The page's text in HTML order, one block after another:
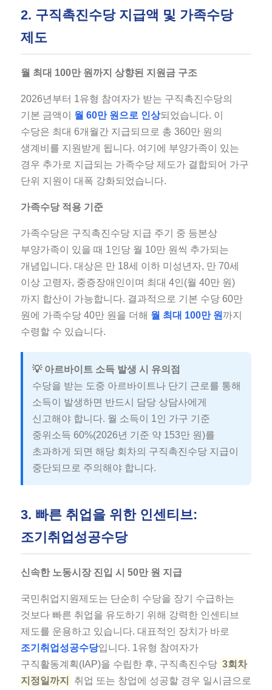
2. 구직촉진수당 지급액 및 가족수당
제도
월 최대 100만 원까지 상향된 지원금 구조
2026년부터 1유형 참여자가 받는 구직촉진수당의
기본 금액이 월 60만 원으로 인상되었습니다. 이
수당은 최대 6개월간 지급되므로 총 360만 원의
생계비를 지원받게 됩니다. 여기에 부양가족이 있는
경우 추가로 지급되는 가족수당 제도가 결합되어 가구
단위 지원이 대폭 강화되었습니다.
가족수당 적용 기준
가족수당은 구직촉진수당 지급 주기 중 등본상
부양가족이 있을 때 1인당 월 10만 원씩 추가되는
개념입니다. 대상은 만 18세 이하 미성년자, 만 70세
이상 고령자, 중증장애인이며 최대 4인(월 40만 원)
까지 합산이 가능합니다. 결과적으로 기본 수당 60만
원에 가족수당 40만 원을 더해 월 최대 100만 원 까지
수령할 수 있습니다.
💡 아르바이트 소득 발생 시 유의점
수당을 받는 도중 아르바이트나 단기 근로를 통해
소득이 발생하면 반드시 담당 상담사에게
신고해야 합니다. 월 소득이 1인 가구 기준
중위소득 60%(2026년 기준 약 153만 원)를
초과하게 되면 해당 회차의 구직촉진수당 지급이
중단되므로 주의해야 합니다.
3. 빠른 취업을 위한 인센티브:
조기취업성공수당
신속한 노동시장 진입 시 50만 원 지급
국민취업지원제도는 단순히 수당을 장기 수급하는
것보다 빠른 취업을 유도하기 위해 강력한 인센티브
제도를 운용하고 있습니다. 대표적인 장치가 바로
조기취업성공수당입니다. 1유형 참여자가
구직활동계획(IAP)을 수립한 후, 구직촉진수당 3회차
지정일까지
취업 또는 창업에 성공할 경우 일시금으로